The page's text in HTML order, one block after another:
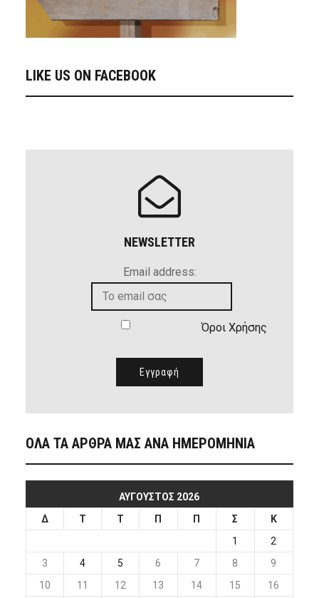
LIKE US ON FACEBOOK
NEWSLETTER
Email address:
Όροι Χρήσης
ΟΛΑ ΤΑ ΑΡΘΡΑ ΜΑΣ ΑΝΑ ΗΜΕΡΟΜΗΝΙΑ
ΑΎΓΟΥΣΤΟΣ 2026
Δ
Τ Τ Π Π Σ
Κ
1
2
3
4 5 6 7 8
9
10
11 12 13 14 15 16